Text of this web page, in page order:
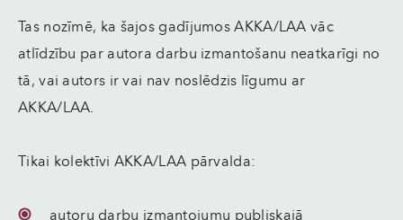
Tas nozīmē, ka šajos gadījumos AKKA/LAA vāc
atlīdzību par autora darbu izmantošanu neatkarīgi no
tā, vai autors ir vai nav noslēdzis līgumu ar
AKKA/LAA.
Tikai kolektīvi AKKA/LAA pārvalda:
autoru darbu izmantojumu publiskajā